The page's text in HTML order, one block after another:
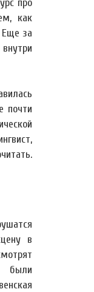
про
как
Еще за
почти
в
были